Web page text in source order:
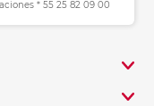
* 55 25 82 09 00